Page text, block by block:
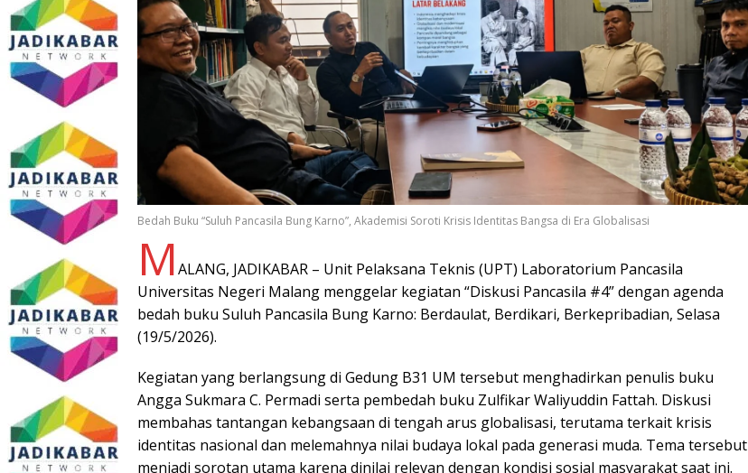
Bedah Buku “Suluh Pancasila Bung Karno”, Akademisi Soroti Krisis Identitas Bangsa di Era Globalisasi
MALANG, JADIKABAR – Unit Pelaksana Teknis (UPT) Laboratorium Pancasila
Universitas Negeri Malang menggelar kegiatan “Diskusi Pancasila #4” dengan agenda
bedah buku Suluh Pancasila Bung Karno: Berdaulat, Berdikari, Berkepribadian, Selasa
(19/5/2026).
Kegiatan yang berlangsung di Gedung B31 UM tersebut menghadirkan penulis buku
Angga Sukmara C. Permadi serta pembedah buku Zulfikar Waliyuddin Fattah. Diskusi
membahas tantangan kebangsaan di tengah arus globalisasi, terutama terkait krisis
identitas nasional dan melemahnya nilai budaya lokal pada generasi muda. Tema tersebut
menjadi sorotan utama karena dinilai relevan dengan kondisi sosial masyarakat saat ini.